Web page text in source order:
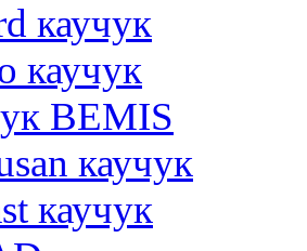
каучук
каучук
BEMIS
каучук
каучук